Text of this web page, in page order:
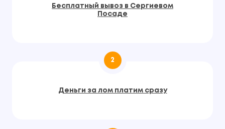
Бесплатный вывоз в Сергиевом
Посаде
2
Деньги за лом платим сразу